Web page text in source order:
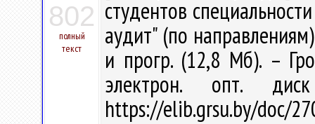
802
полный
текст
студентов
аудит" (по
и прогр. (12,8 Мб). –
электрон. опт.
https://elib.grsu.by/doc/